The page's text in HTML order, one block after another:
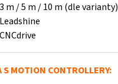
3 m / 5 m / 10 m (dle varianty)
Leadshine
CNCdrive
MOTION CONTROLLERY: